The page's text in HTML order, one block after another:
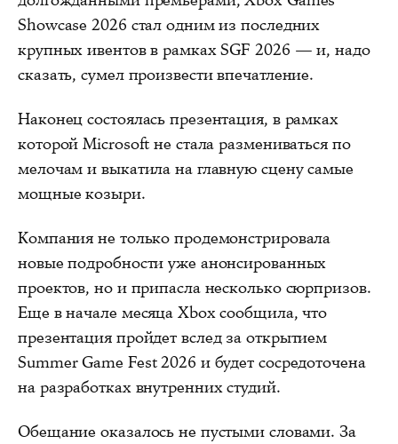
Showcase 2026 стал одним из последних
крупных ивентов в рамках SGF 2026 — и, надо
сказать, сумел произвести впечатление.
Наконец состоялась презентация, в рамках
которой Microsoft не стала размениваться по
мелочам и выкатила на главную сцену самые
мощные козыри.
Компания не только продемонстрировала
новые подробности уже анонсированных
проектов, но и припасла несколько сюрпризов.
Еще в начале месяца Xbox сообщила, что
презентация пройдет вслед за открытием
Summer Game Fest 2026 и будет сосредоточена
на разработках внутренних студий.
Обещание оказалось не пустыми словами. За